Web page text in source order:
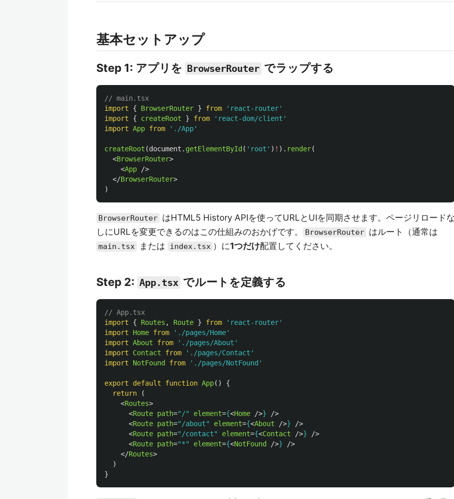
基本セットアップ
Step 1: アプリを BrowserRouter でラップする
// main.tsx
import
{ BrowserRouter } from ' react-router'
import
{ createRoot } from ' react-dom/client '
import App from ' ./App'
createRoot (document . getElementById ( ' root ' ) ! ). render(
<BrowserRouter>
<App
/>
</BrowserRouter>
)
BrowserRouter はHTML5 History APIを使ってURLとUIを同期させます。ページリロード
しにURLを変更できるのはこの仕組みのおかげです。
BrowserRouter はルート（通常は
main.tsx または index.tsx ）に1つだけ配置してください。
Step 2: App.tsx でルートを定義する
// App.tsx
import
{ Routes , Route } from ' react-router'
import
Home from ' ./pages/Home'
import About from ' ./pages/About '
import
Contact from ' ./pages/Contact '
import
NotFound from ' ./pages/NotFound '
export default function App()
{
return
(
<Routes>
<Route path="/" element={<Home />}
/>
<Route path="/about" element={<About />}
/>
<Route path="/contact" element={<Contact />}
/>
<Route path="*" element={<NotFound />}
/>
</Routes>
)
}